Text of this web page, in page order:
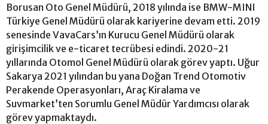
Borusan Oto Genel Müdürü, 2018 yılında ise BMW-MINI
Türkiye Genel Müdürü olarak kariyerine devam etti. 2019
senesinde VavaCars’ın Kurucu Genel Müdürü olarak
girişimcilik ve e-ticaret tecrübesi edindi. 2020-21
yıllarında Otomol Genel Müdürü olarak görev yaptı. Uğur
Sakarya 2021 yılından bu yana Doğan Trend Otomotiv
Perakende Operasyonları, Araç Kiralama ve
Suvmarket’ten Sorumlu Genel Müdür Yardımcısı olarak
görev yapmaktaydı.